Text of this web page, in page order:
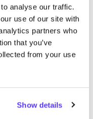
analyse our traffic.
use of our site with
partners who
that you’ve
from your use
Show details